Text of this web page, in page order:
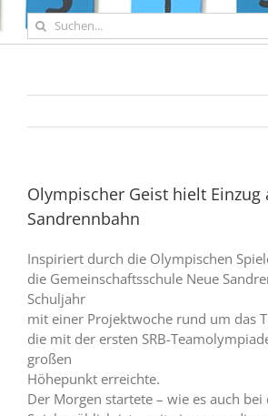
Suche
nach:
Olympischer Geist hielt Einzug
Sandrennbahn
Inspiriert durch die Olympischen
die Gemeinschaftsschule Neue
Schuljahr
mit einer Projektwoche rund um das
die mit der ersten SRB-
großen
Höhepunkt erreichte.
Der Morgen startete – wie es auch bei